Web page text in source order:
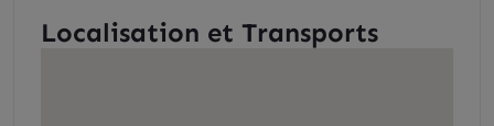
Localisation et Transports